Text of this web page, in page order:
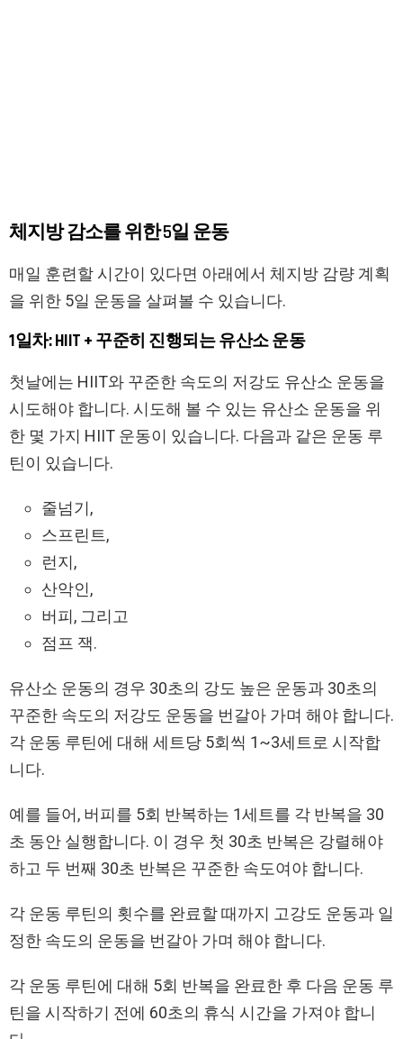
체지방 감소를 위한 5일 운동
매일 훈련할 시간이 있다면 아래에서 체지방 감량 계획
을 위한 5일 운동을 살펴볼 수 있습니다.
1일차: HIIT + 꾸준히 진행되는 유산소 운동
첫날에는 HIIT와 꾸준한 속도의 저강도 유산소 운동을
시도해야 합니다. 시도해 볼 수 있는 유산소 운동을 위
한 몇 가지 HIIT 운동이 있습니다. 다음과 같은 운동 루
틴이 있습니다.
줄넘기,
스프린트,
런지,
산악인,
버피, 그리고
점프 잭.
유산소 운동의 경우 30초의 강도 높은 운동과 30초의
꾸준한 속도의 저강도 운동을 번갈아 가며 해야 합니다.
각 운동 루틴에 대해 세트당 5회씩 1~3세트로 시작합
니다.
예를 들어, 버피를 5회 반복하는 1세트를 각 반복을 30
초 동안 실행합니다. 이 경우 첫 30초 반복은 강렬해야
하고 두 번째 30초 반복은 꾸준한 속도여야 합니다.
각 운동 루틴의 횟수를 완료할 때까지 고강도 운동과 일
정한 속도의 운동을 번갈아 가며 해야 합니다.
각 운동 루틴에 대해 5회 반복을 완료한 후 다음 운동 루
틴을 시작하기 전에 60초의 휴식 시간을 가져야 합니